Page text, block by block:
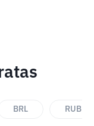
BRL RUB